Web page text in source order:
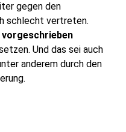
gegen den
schlecht vertreten.
vorgeschrieben
Und das sei auch
anderem durch den